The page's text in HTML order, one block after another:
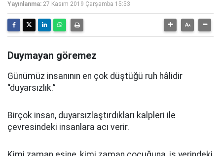
Yayınlanma: 27 Kasım 2019 Çarşamba 15:53
Duymayan göremez
Günümüz insanının en çok düştüğü ruh hâlidir
“duyarsızlık.”
Birçok insan, duyarsızlaştırdıkları kalpleri ile
çevresindeki insanlara acı verir.